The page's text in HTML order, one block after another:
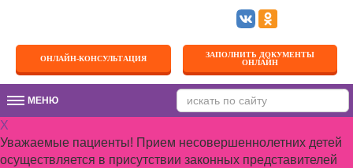
ОНЛАЙН-КОНСУЛЬТАЦИЯ
ЗАПОЛНИТЬ ДОКУМЕНТЫ
ОНЛАЙН
МЕНЮМЕНЮ
X
Уважаемые пациенты! Прием несовершеннолетних детей
осуществляется в присутствии законных представителей